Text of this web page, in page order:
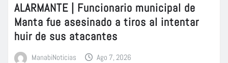
ALARMANTE | Funcionario municipal de
Manta fue asesinado a tiros al intentar
huir de sus atacantes
ManabiNoticias Ago 7, 2026